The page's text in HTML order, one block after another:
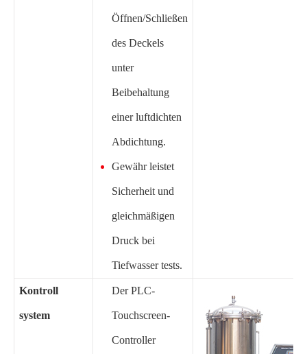
Öffnen/Schließen
des Deckels
unter
Beibehaltung
einer luftdichten
Abdichtung.
Gewähr leistet
Sicherheit und
gleichmäßigen
Druck bei
Tiefwasser tests.
Kontroll
system
Der PLC-
Touchscreen-
Controller